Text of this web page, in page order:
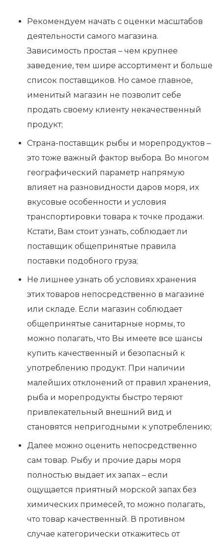
Рекомендуем начать с оценки масштабов
деятельности самого магазина.
Зависимость простая – чем крупнее
заведение, тем шире ассортимент и больше
список поставщиков. Но самое главное,
именитый магазин не позволит себе
продать своему клиенту некачественный
продукт;
Страна-поставщик рыбы и морепродуктов –
это тоже важный фактор выбора. Во многом
географический параметр напрямую
влияет на разновидности даров моря, их
вкусовые особенности и условия
транспортировки товара к точке продажи.
Кстати, Вам стоит узнать, соблюдает ли
поставщик общепринятые правила
поставки подобного груза;
Не лишнее узнать об условиях хранения
этих товаров непосредственно в магазине
или складе. Если магазин соблюдает
общепринятые санитарные нормы, то
можно полагать, что Вы имеете все шансы
купить качественный и безопасный к
употреблению продукт. При наличии
малейших отклонений от правил хранения,
рыба и морепродукты быстро теряют
привлекательный внешний вид и
становятся непригодными к употреблению;
Далее можно оценить непосредственно
сам товар. Рыбу и прочие дары моря
полностью выдает их запах – если
ощущается приятный морской запах без
химических примесей, то можно полагать,
что товар качественный. В противном
случае категорически откажитесь от